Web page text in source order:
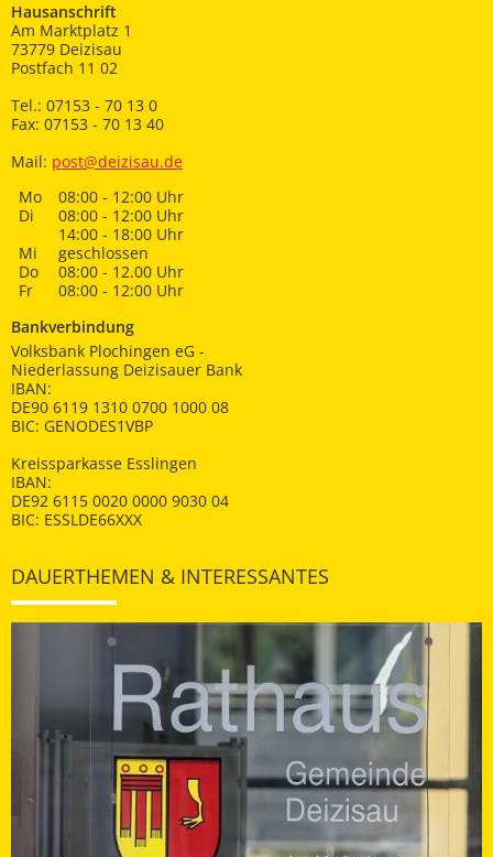
Hausanschrift
Am Marktplatz 1
73779 Deizisau
Postfach 11 02
Tel.: 07153 - 70 13 0
Fax: 07153 - 70 13 40
Mail: post@deizisau.de
Mo
08:00 - 12:00 Uhr
Di
08:00 - 12:00 Uhr
14:00 - 18:00 Uhr
Mi
geschlossen
Do
08:00 - 12.00 Uhr
Fr
08:00 - 12:00 Uhr
Bankverbindung
Volksbank Plochingen eG -
Niederlassung Deizisauer Bank
IBAN:
DE90 6119 1310 0700 1000 08
BIC: GENODES1VBP
Kreissparkasse Esslingen
IBAN:
DE92 6115 0020 0000 9030 04
BIC: ESSLDE66XXX
DAUERTHEMEN & INTERESSANTES